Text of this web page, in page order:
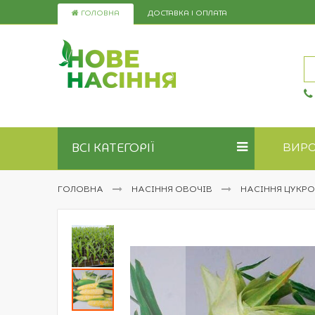
Skip
Content
ГОЛОВНА ДОСТАВКА І ОПЛАТА
ВСІ КАТЕГОРІЇ
ГОЛОВНА НАСІННЯ ОВОЧІВ НАСІННЯ
Перейти
до
кінця
галереї
зображень